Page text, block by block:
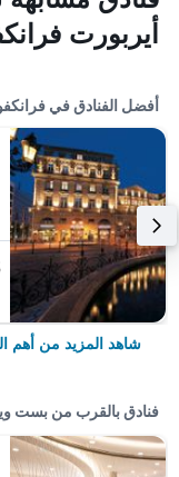
أيربورت
أفضل الفنادق في
شاهد المزيد من أهم
فنادق بالقرب من بست